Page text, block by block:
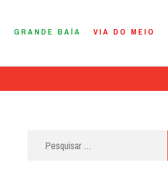
GRANDE BAÍA VIA DO MEIO